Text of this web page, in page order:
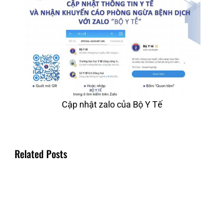
Cập nhật zalo của Bộ Y Tế
Related Posts